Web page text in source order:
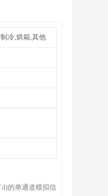
冷,烘箱,其他
的单通道模拟信